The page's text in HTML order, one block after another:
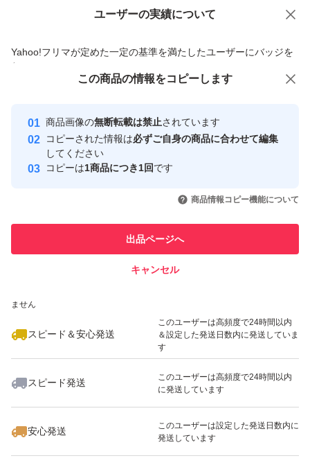
ユーザーの実績について
Yahoo!フリマが定めた一定の基準を満たしたユーザーにバッジを
付与しています
安心取引出品者
心・安全なユーザーです
取引実績
引を完了させた実績があります
での取引実績があります
ません
スピード＆安心発送
このユーザーは高頻度で24時間以内
＆設定した発送日数内に発送していま
す
スピード発送
このユーザーは高頻度で24時間以内
に発送しています
安心発送
このユーザーは設定した発送日数内に
発送しています
価格の相談 商品への質問
この商品の情報をコピーします
商品画像の無断転載は禁止されています
コピーされた情報は必ずご自身の商品に合わせて編集
してください
コピーは1商品につき1回です
商品情報コピー機能について
出品ページへ
キャンセル
この商品をみている人にオススメ
いいね！
550